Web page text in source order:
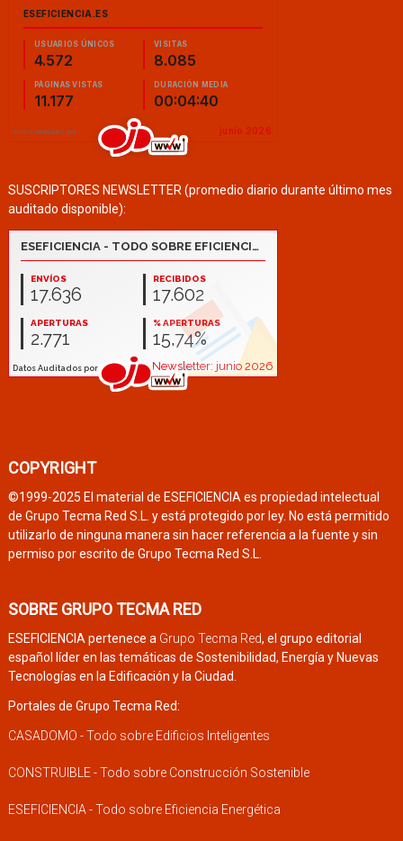
SUSCRIPTORES NEWSLETTER (promedio diario durante último mes
auditado disponible):
COPYRIGHT
©1999-2025 El material de ESEFICIENCIA es propiedad intelectual
de Grupo Tecma Red S.L. y está protegido por ley. No está permitido
utilizarlo de ninguna manera sin hacer referencia a la fuente y sin
permiso por escrito de Grupo Tecma Red S.L.
SOBRE GRUPO TECMA RED
ESEFICIENCIA pertenece a Grupo Tecma Red, el grupo editorial
español líder en las temáticas de Sostenibilidad, Energía y Nuevas
Tecnologías en la Edificación y la Ciudad.
Portales de Grupo Tecma Red:
CASADOMO - Todo sobre Edificios Inteligentes
CONSTRUIBLE - Todo sobre Construcción Sostenible
ESEFICIENCIA - Todo sobre Eficiencia Energética